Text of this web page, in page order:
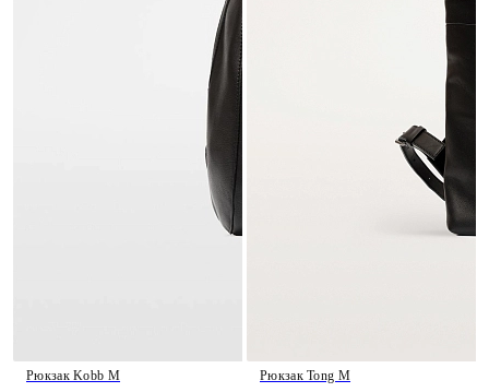
Рюкзак Kobb M Рюкзак Tong M